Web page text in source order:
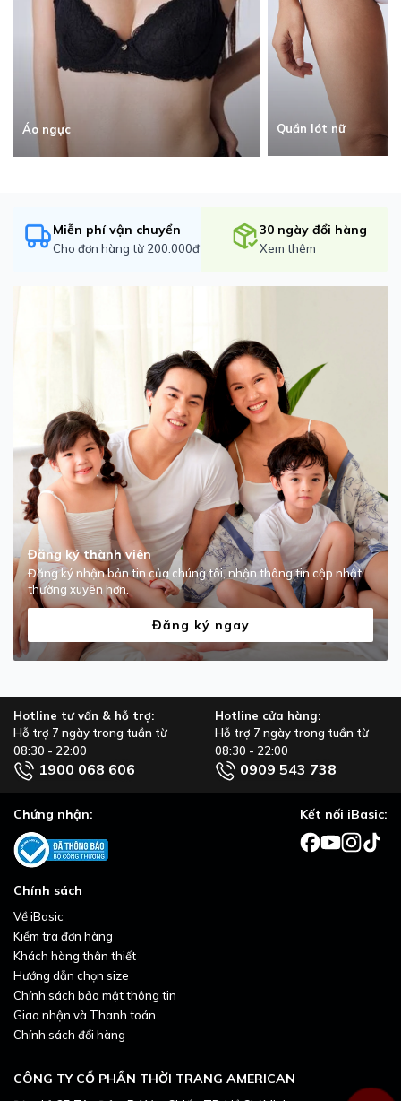
Áo ngực Quần lót nữ
Miễn phí vận chuyển
Cho đơn hàng từ 200.000đ
30 ngày đổi hàng
Xem thêm
Đăng ký thành viên
Đăng ký nhận bản tin của chúng tôi, nhận thông tin cập nhật
thường xuyên hơn.
Đăng ký ngay
Hotline tư vấn & hỗ trợ:
Hỗ trợ 7 ngày trong tuần từ
08:30 - 22:00
1900 068 606
Hotline cửa hàng:
Hỗ trợ 7 ngày trong tuần từ
08:30 - 22:00
0909 543 738
CÔNG TY CỔ PHẦN THỜI TRANG AMERICAN
Chính sách
Về iBasic
Kiểm tra đơn hàng
Khách hàng thân thiết
Hướng dẫn chọn size
Chính sách bảo mật thông tin
Giao nhận và Thanh toán
Chính sách đổi hàng
Chứng nhận: Kết nối iBasic: